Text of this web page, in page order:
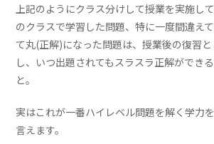
上記のようにクラス分けして授業を実施し
のクラスで学習した問題、特に一度間違え
て丸(正解)になった問題は、授業後の復習
し、いつ出題されてもスラスラ正解ができ
と。
実はこれが一番ハイレベル問題を解く学力
言えます。